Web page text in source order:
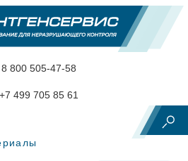
8 800 505-47-58
+7 499 705 85 61
контроль